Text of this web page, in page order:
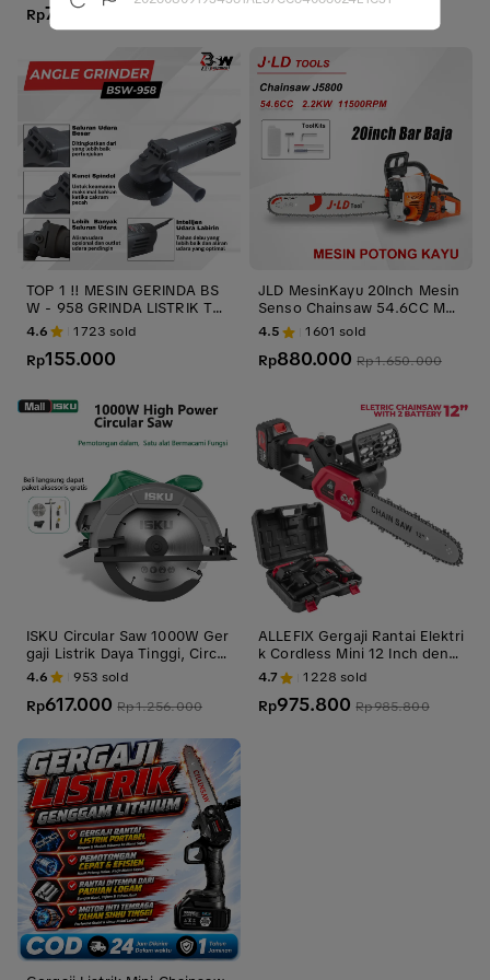
Rp7.240
TOP 1 !! MESIN GERINDA BS
W - 958 GRINDA LISTRIK TAN
GAN 4 INCH GURINDA
4.6 1723 sold
Rp155.000
ISKU Circular Saw 1000W Ger
gaji Listrik Daya Tinggi, Circul
ar Saw Multifungsi Pemotong
an Dalam + Paket Aksesoris
Gratis, Alat Serbaguna Prakti
4.6 953 sold
Rp617.000 Rp1.256.000
JLD MesinKayu 20Inch Mesin
Senso Chainsaw 54.6CC Mes
in Gergaji Potong Kayu 2Tak j
5800 original untuk Pemoton
gan & Pemangkasan Kayu
4.5 1601 sold
Rp880.000 Rp1.650.000
ALLEFIX Gergaji Rantai Elektri
k Cordless Mini 12 Inch deng
an 2 Batrai 48V & Charger -
6643
4.7 1228 sold
Rp975.800 Rp985.800